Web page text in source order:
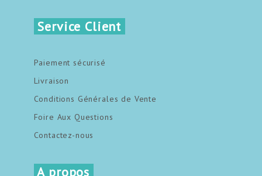
Service Client
Paiement sécurisé
Livraison
Conditions Générales de Vente
Foire Aux Questions
Contactez-nous
A propos